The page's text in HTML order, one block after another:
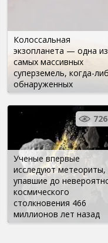
Колоссальная
экзопланета — одна из
самых массивных
суперземель, когда-
обнаруженных
Ученые впервые
исследуют метеориты,
упавшие до
космического
столкновения 466
миллионов лет назад
726